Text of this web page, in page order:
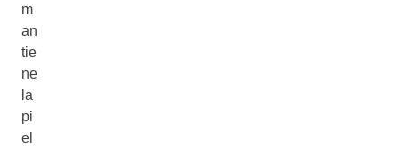
m
an
tie
ne
la
pi
el